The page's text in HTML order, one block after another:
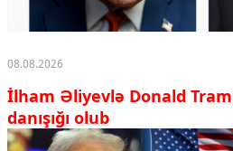
08.08.2026
İlham Əliyevlə Donald
danışığı olub